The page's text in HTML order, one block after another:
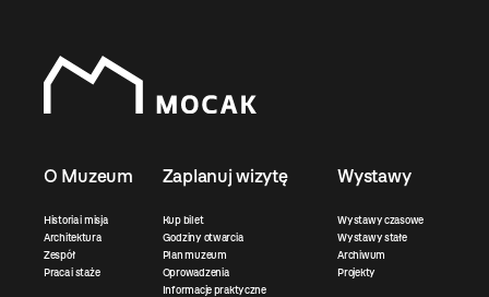
O Muzeum
Historia i misja
Architektura
Zespół
Praca i staże
Zaplanuj wizytę
Kup bilet
Godziny otwarcia
Plan muzeum
Oprowadzenia
Informacje praktyczne
Wystawy
Wystawy czasowe
Wystawy stałe
Archiwum
Projekty